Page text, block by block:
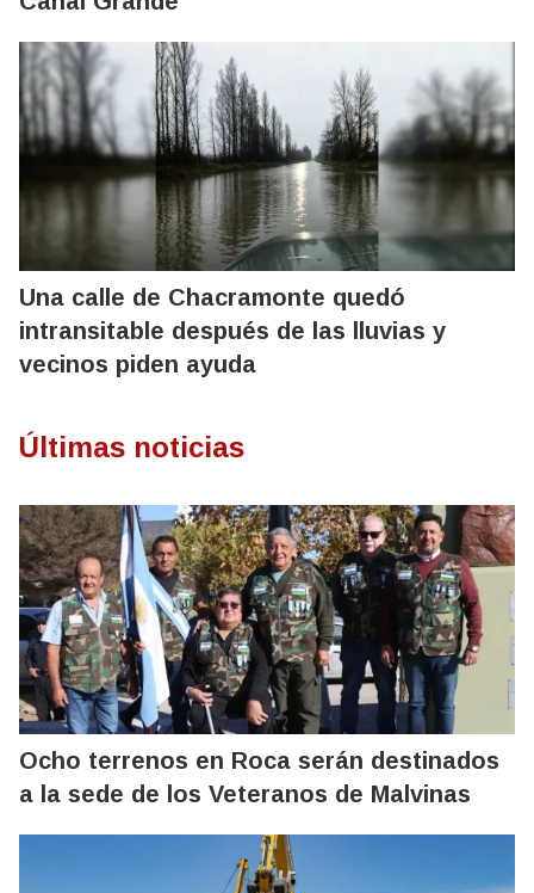
Una calle de Chacramonte quedó
intransitable después de las lluvias y
vecinos piden ayuda
Últimas noticias
Ocho terrenos en Roca serán destinados
a la sede de los Veteranos de Malvinas